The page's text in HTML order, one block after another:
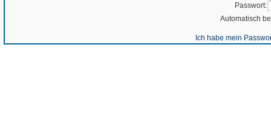
Passwort:
Automatisch
Ich habe mein